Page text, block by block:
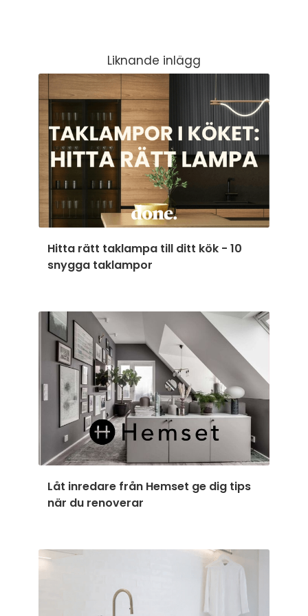
Liknande inlägg
Hitta rätt taklampa till ditt kök - 10
snygga taklampor
Låt inredare från Hemset ge dig tips
när du renoverar